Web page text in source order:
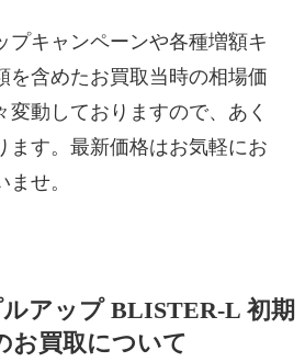
プキャンペーンや各種増額キ
を含めたお買取当時の相場価
変動しておりますので、あく
ます。最新価格はお気軽にお
せ。
アップ BLISTER-L 初期
お買取について